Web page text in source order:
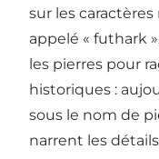
sur les
appelé « futhark
les pierres pour
historiques :
sous le nom de
narrent les